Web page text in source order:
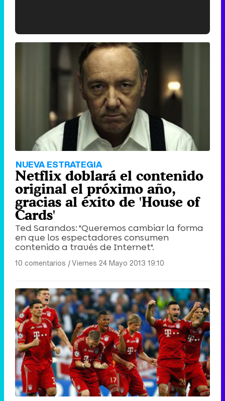
'120 Minutos' celebra sus 2.000 programas en Telemadrid con un vídeo del día a día en la redacción
NUEVA ESTRATEGIA
Netflix doblará el contenido
original el próximo año,
gracias al éxito de 'House of
Cards'
Ted Sarandos: "Queremos cambiar la forma
en que los espectadores consumen
contenido a través de Internet".
10 comentarios |Viernes 24 Mayo 2013 19:10